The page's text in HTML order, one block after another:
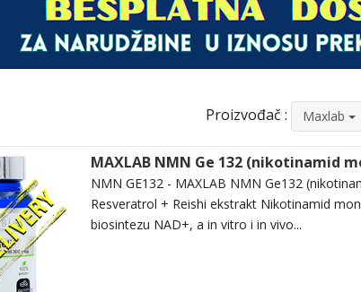
Proizvođač : Maxlab
MAXLAB NMN Ge 132 (nikotinamid
NMN GE132 - MAXLAB NMN Ge132
Resveratrol + Reishi ekstrakt Nikotinamid
biosintezu NAD+, a in vitro i in vivo...